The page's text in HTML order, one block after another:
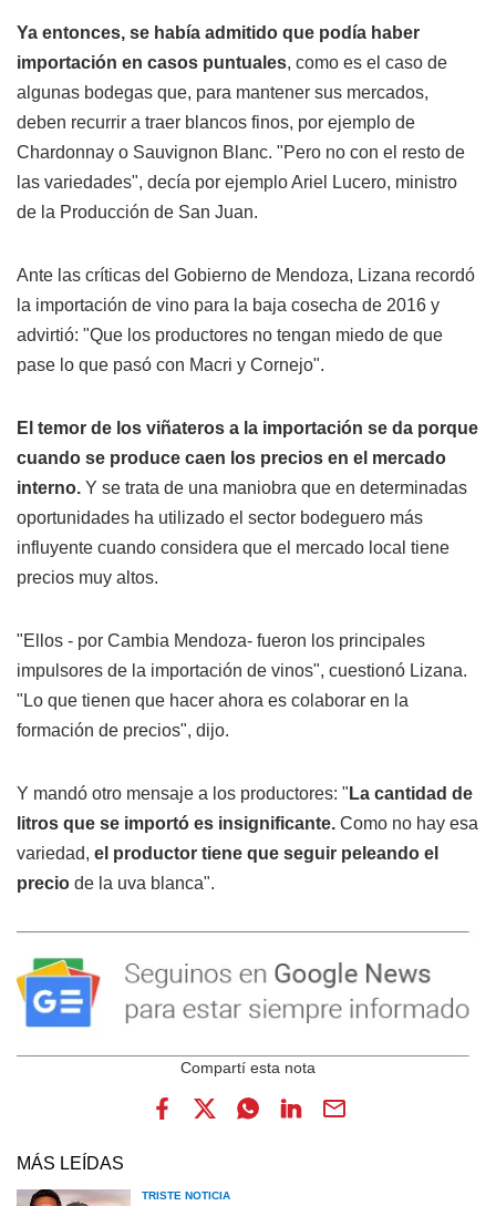
Ya entonces, se había admitido que podía haber
importación en casos puntuales, como es el caso de
algunas bodegas que, para mantener sus mercados,
deben recurrir a traer blancos finos, por ejemplo de
Chardonnay o Sauvignon Blanc. "Pero no con el resto de
las variedades", decía por ejemplo Ariel Lucero, ministro
de la Producción de San Juan.
Ante las críticas del Gobierno de Mendoza, Lizana recordó
la importación de vino para la baja cosecha de 2016 y
advirtió: "Que los productores no tengan miedo de que
pase lo que pasó con Macri y Cornejo".
El temor de los viñateros a la importación se da porque
cuando se produce caen los precios en el mercado
interno. Y se trata de una maniobra que en determinadas
oportunidades ha utilizado el sector bodeguero más
influyente cuando considera que el mercado local tiene
precios muy altos.
"Ellos - por Cambia Mendoza- fueron los principales
impulsores de la importación de vinos", cuestionó Lizana.
"Lo que tienen que hacer ahora es colaborar en la
formación de precios", dijo.
Y mandó otro mensaje a los productores: " La cantidad de
litros que se importó es insignificante. Como no hay esa
variedad, el productor tiene que seguir peleando el
precio de la uva blanca".
MÁS LEÍDAS
TRISTE NOTICIA